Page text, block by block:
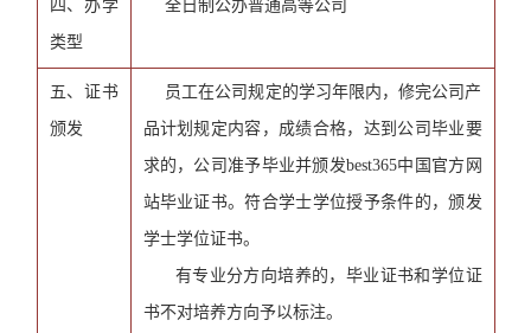
四、办学
类型
全日制公办普通高等公司
五、证书
颁发
员工在公司规定的学习年限内，修完公司产
品计划规定内容，成绩合格，达到公司毕业要
求的，公司准予毕业并颁发best365中国官方网
站毕业证书。符合学士学位授予条件的，颁发
学士学位证书。
有专业分方向培养的，毕业证书和学位证
书不对培养方向予以标注。